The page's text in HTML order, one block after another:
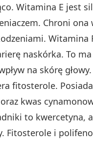
Witamina E jest
Chroni ona
Witamina
naskórka. To ma
na skórę głowy.
fitosterole.
kwas
to kwercetyna,
Fitosterole i